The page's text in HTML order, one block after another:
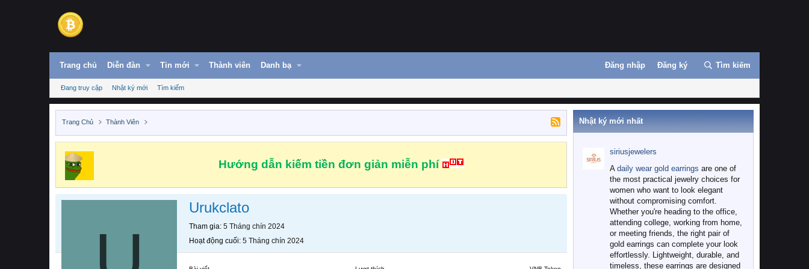
Trang chủ Diễn đàn Tin mới Thành viên Danh bạ Đăng nhập Đăng ký Tìm kiếm
Đang truy cập Nhật ký mới Tìm kiếm
Trang Chủ Thành Viên
Hướng dẫn kiếm tiền đơn giản miễn phí
Urukclato
Tham gia 5 Tháng chín 2024
Hoạt động cuối 5 Tháng chín 2024
Nhật ký mới nhất
siriusjewelers
A daily wear gold earrings are one of
the most practical jewelry choices for
women who want to look elegant
without compromising comfort.
Whether you're heading to the office,
attending college, working from home,
or meeting friends, the right pair of
gold earrings can complete your look
effortlessly. Lightweight, durable, and
timeless, these earrings are designed